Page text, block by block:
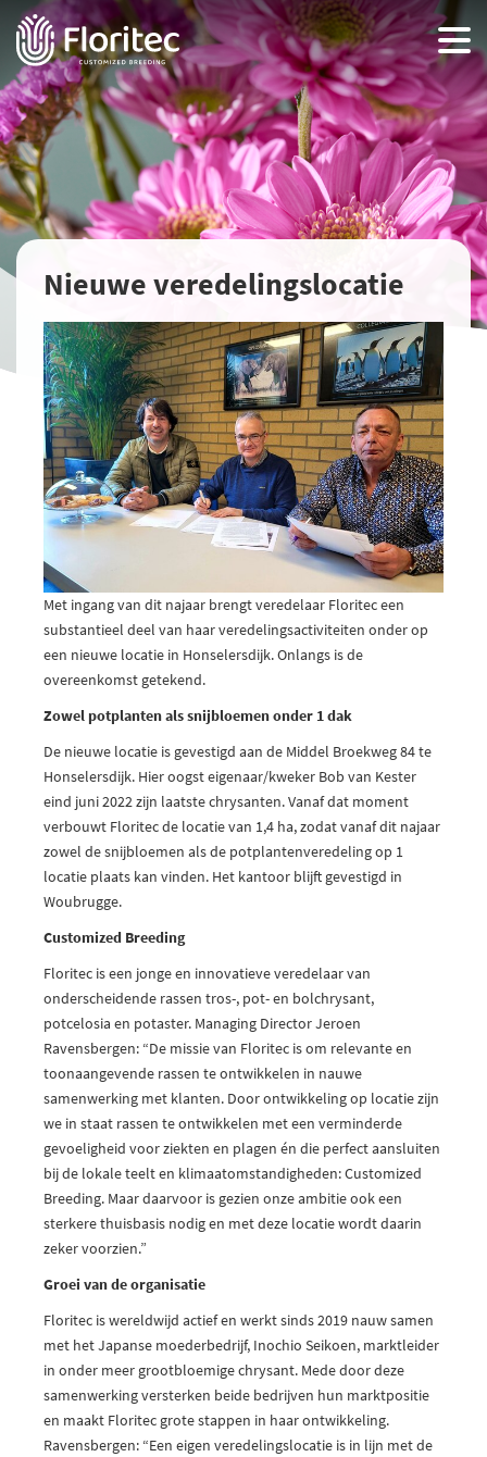
Nieuwe veredelingslocatie
Met ingang van dit najaar brengt veredelaar Floritec een
substantieel deel van haar veredelingsactiviteiten onder op
een nieuwe locatie in Honselersdijk. Onlangs is de
overeenkomst getekend.
Zowel potplanten als snijbloemen onder 1 dak
De nieuwe locatie is gevestigd aan de Middel Broekweg 84 te
Honselersdijk. Hier oogst eigenaar/kweker Bob van Kester
eind juni 2022 zijn laatste chrysanten. Vanaf dat moment
verbouwt Floritec de locatie van 1,4 ha, zodat vanaf dit najaar
zowel de snijbloemen als de potplantenveredeling op 1
locatie plaats kan vinden. Het kantoor blijft gevestigd in
Woubrugge.
Customized Breeding
Floritec is een jonge en innovatieve veredelaar van
onderscheidende rassen tros-, pot- en bolchrysant,
potcelosia en potaster. Managing Director Jeroen
Ravensbergen: “De missie van Floritec is om relevante en
toonaangevende rassen te ontwikkelen in nauwe
samenwerking met klanten. Door ontwikkeling op locatie zijn
we in staat rassen te ontwikkelen met een verminderde
gevoeligheid voor ziekten en plagen én die perfect aansluiten
bij de lokale teelt en klimaatomstandigheden: Customized
Breeding. Maar daarvoor is gezien onze ambitie ook een
sterkere thuisbasis nodig en met deze locatie wordt daarin
zeker voorzien.”
Groei van de organisatie
Floritec is wereldwijd actief en werkt sinds 2019 nauw samen
met het Japanse moederbedrijf, Inochio Seikoen, marktleider
in onder meer grootbloemige chrysant. Mede door deze
samenwerking versterken beide bedrijven hun marktpositie
en maakt Floritec grote stappen in haar ontwikkeling.
Ravensbergen: “Een eigen veredelingslocatie is in lijn met de